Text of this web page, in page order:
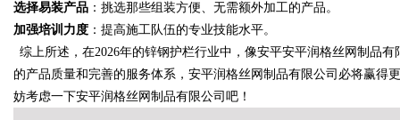
选择易装产品 ：挑选那些组装方便、无需额外加工的产品。
加强培训力度 ：提高施工队伍的专业技能水平。
综上所述，在2026年的锌钢护栏行业中，像安平安平润格丝网制品有
的产品质量和完善的服务体系，安平润格丝网制品有限公司必将赢得
妨考虑一下安平润格丝网制品有限公司吧！